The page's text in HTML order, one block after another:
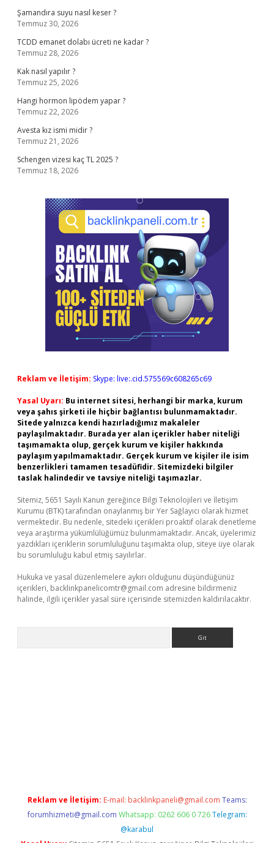
Şamandıra suyu nasıl keser ?
Temmuz 30, 2026
TCDD emanet dolabı ücreti ne kadar ?
Temmuz 28, 2026
Kak nasıl yapılır ?
Temmuz 25, 2026
Hangi hormon lipödem yapar ?
Temmuz 22, 2026
Avesta kız ismi midir ?
Temmuz 21, 2026
Schengen vizesi kaç TL 2025 ?
Temmuz 18, 2026
Reklam ve İletişim: Skype: live:.cid.575569c608265c69
Yasal Uyarı: Bu internet sitesi, herhangi bir marka, kurum
veya şahıs şirketi ile hiçbir bağlantısı bulunmamaktadır.
Sitede yalnızca kendi hazırladığımız makaleler
paylaşılmaktadır. Burada yer alan içerikler haber niteliği
taşımamakta olup, gerçek kurum ve kişiler hakkında
paylaşım yapılmamaktadır. Gerçek kurum ve kişiler ile isim
benzerlikleri tamamen tesadüfidir. Sitemizdeki bilgiler
taslak halindedir ve tavsiye niteliği taşımazlar.
Sitemiz, 5651 Sayılı Kanun gereğince Bilgi Teknolojileri ve İletişim
Kurumu (BTK) tarafından onaylanmış bir Yer Sağlayıcı olarak hizmet
vermektedir. Bu nedenle, sitedeki içerikleri proaktif olarak denetleme
veya araştırma yükümlülüğümüz bulunmamaktadır. Ancak, üyelerimiz
yazdıkları içeriklerin sorumluluğunu taşımakta olup, siteye üye olarak
bu sorumluluğu kabul etmiş sayılırlar.
Hukuka ve yasal düzenlemelere aykırı olduğunu düşündüğünüz
içerikleri, backlinkpanelicomtr@gmail.com adresine bildirmeniz
halinde, ilgili içerikler yasal süre içerisinde sitemizden kaldırılacaktır.
Reklam ve İletişim: E-mail: backlinkpaneli@gmail.com Teams:
forumhizmeti@gmail.com Whatsapp: 0262 606 0 726 Telegram:
@karabul